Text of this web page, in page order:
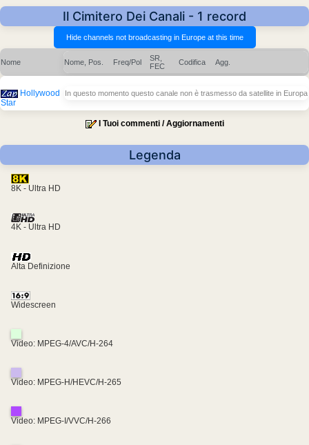
Il Cimitero Dei Canali - 1 record
Nome Nome, Pos. Freq/Pol
SR,
FEC
Codifica Agg.
Hollywood
Star
In questo momento questo canale non è trasmesso da satellite in Europa
I Tuoi commenti / Aggiornamenti
Legenda
8K - Ultra HD
4K - Ultra HD
Alta Definizione
Widescreen
Video: MPEG-4/AVC/H-264
Video: MPEG-H/HEVC/H-265
Video: MPEG-I/VVC/H-266